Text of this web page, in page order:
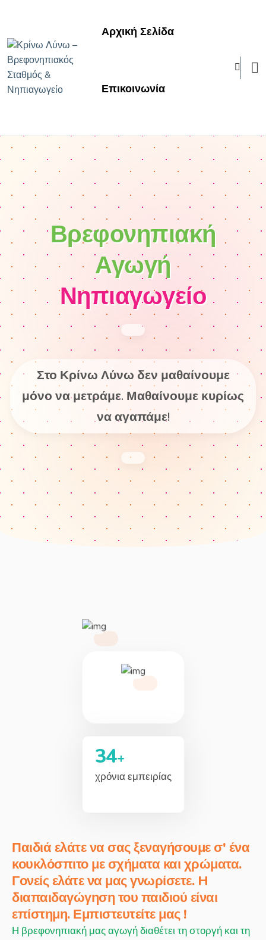
Αρχική Σελίδα
Επικοινωνία
Βρεφονηπιακή
Αγωγή
Νηπιαγωγείο
Στο Κρίνω Λύνω δεν μαθαίνουμε
μόνο να μετράμε. Μαθαίνουμε κυρίως
να αγαπάμε!
34+
χρόνια εμπειρίας
Παιδιά ελάτε να σας ξεναγήσουμε σ' ένα
κουκλόσπιτο με σχήματα και χρώματα.
Γονείς ελάτε να μας γνωρίσετε. H
διαπαιδαγώγηση του παιδιού είναι
επίστημη. Εμπιστευτείτε μας !
Η βρεφονηπιακή μας αγωγή διαθέτει τη στοργή και τη